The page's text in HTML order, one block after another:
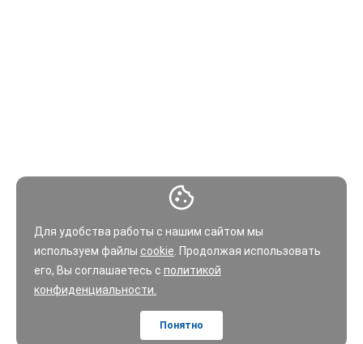
Для удобства работы с нашим сайтом мы
используем файлы cookie . Продолжая использовать
его, Вы соглашаетесь с политикой
конфиденциальности.
Понятно